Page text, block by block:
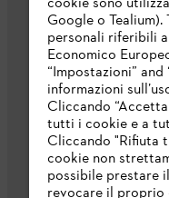
Google o
personali riferibili
Economico
“Impostazioni”
informazioni
Cliccando
tutti i cookie e a
Cliccando "Rifiuta
cookie non
possibile prestare
revocare il